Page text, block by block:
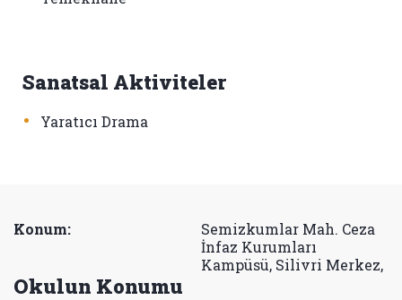
Sanatsal Aktiviteler
• Yaratıcı Drama
Konum:
Semizkumlar Mah. Ceza
İnfaz Kurumları
Kampüsü, Silivri Merkez,
Okulun Konumu